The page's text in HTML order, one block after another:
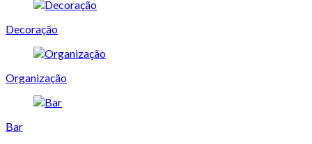
Decoração
Organização
Bar